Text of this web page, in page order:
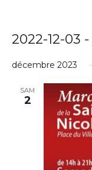
2022-12-03 -
une
décembre 2023
SAM
2